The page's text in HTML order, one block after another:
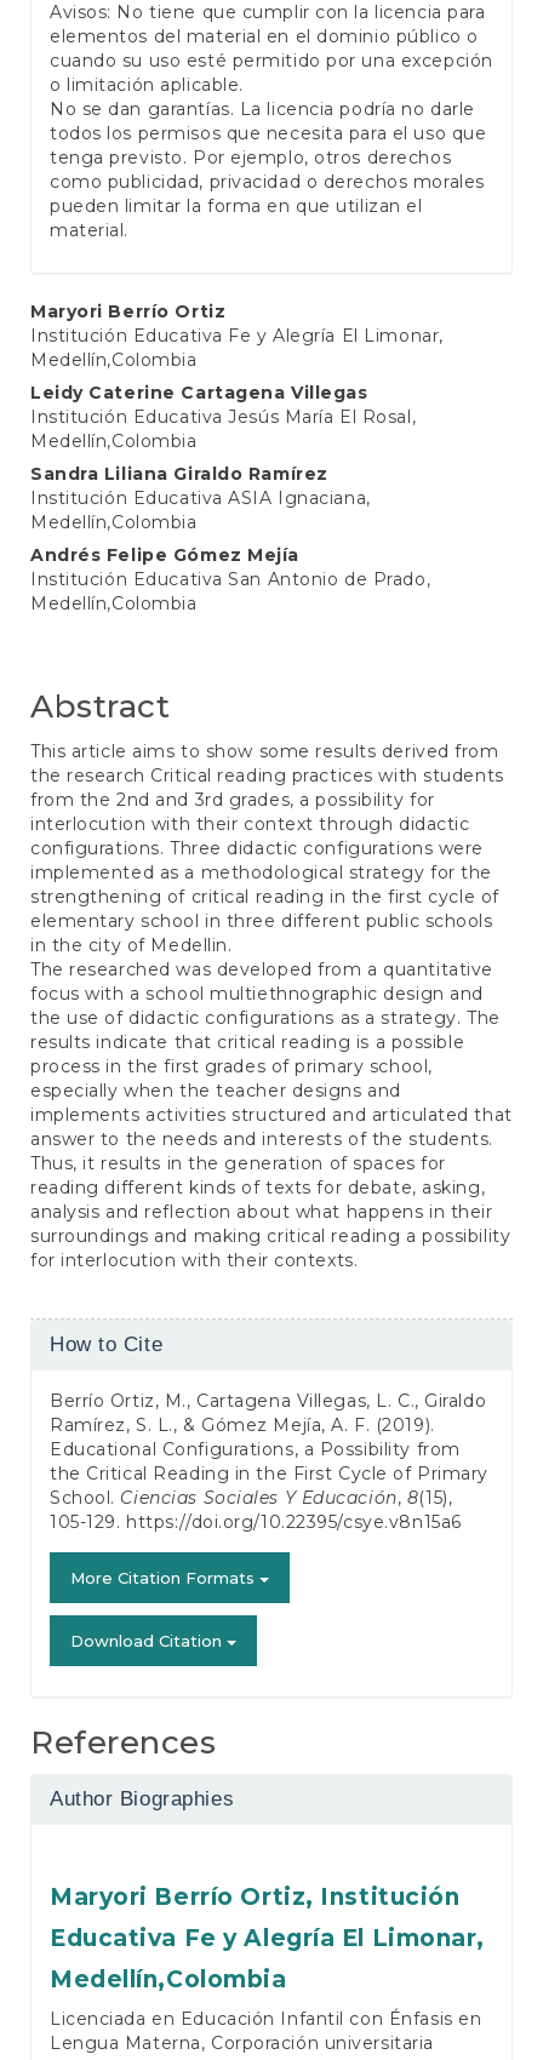
Avisos: No tiene que cumplir con la licencia para
elementos del material en el dominio público o
cuando su uso esté permitido por una excepción
o limitación aplicable.
No se dan garantías. La licencia podría no darle
todos los permisos que necesita para el uso que
tenga previsto. Por ejemplo, otros derechos
como publicidad, privacidad o derechos morales
pueden limitar la forma en que utilizan el
material.
Main
Article
Content
Maryori Berrío Ortiz
Institución Educativa Fe y Alegría El Limonar,
Medellín,Colombia
Leidy Caterine Cartagena Villegas
Institución Educativa Jesús María El Rosal,
Medellín,Colombia
Sandra Liliana Giraldo Ramírez
Institución Educativa ASIA Ignaciana,
Medellín,Colombia
Andrés Felipe Gómez Mejía
Institución Educativa San Antonio de Prado,
Medellín,Colombia
Abstract
This article aims to show some results derived from
the research Critical reading practices with students
from the 2nd and 3rd grades, a possibility for
interlocution with their context through didactic
configurations. Three didactic configurations were
implemented as a methodological strategy for the
strengthening of critical reading in the first cycle of
elementary school in three different public schools
in the city of Medellin.
The researched was developed from a quantitative
focus with a school multiethnographic design and
the use of didactic configurations as a strategy. The
results indicate that critical reading is a possible
process in the first grades of primary school,
especially when the teacher designs and
implements activities structured and articulated that
answer to the needs and interests of the students.
Thus, it results in the generation of spaces for
reading different kinds of texts for debate, asking,
analysis and reflection about what happens in their
surroundings and making critical reading a possibility
for interlocution with their contexts.
Article
How to Cite
Berrío Ortiz, M., Cartagena Villegas, L. C., Giraldo
Ramírez, S. L., & Gómez Mejía, A. F. (2019).
Educational Configurations, a Possibility from
the Critical Reading in the First Cycle of Primary
School. Ciencias Sociales Y Educación, 8(15),
105-129. https://doi.org/10.22395/csye.v8n15a6
More Citation Formats
Download Citation
References
Author Biographies
Maryori Berrío Ortiz, Institución
Educativa Fe y Alegría El Limonar,
Medellín,Colombia
Licenciada en Educación Infantil con Énfasis en
Lengua Materna, Corporación universitaria